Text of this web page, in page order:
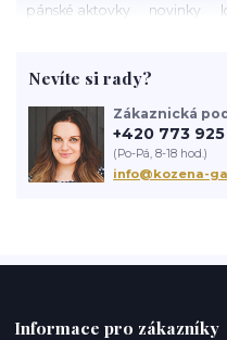
pánské aktovky
novinky
navrhování
Nevíte si rady?
Zákaznická
+420 773 925
(Po-Pá, 8-18 hod.)
info@kozena-
Informace pro zákazníky